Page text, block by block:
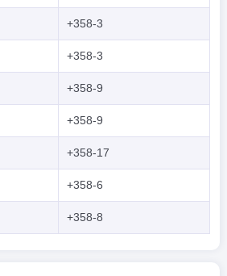
+358-3
+358-3
+358-9
+358-9
+358-17
+358-6
+358-8